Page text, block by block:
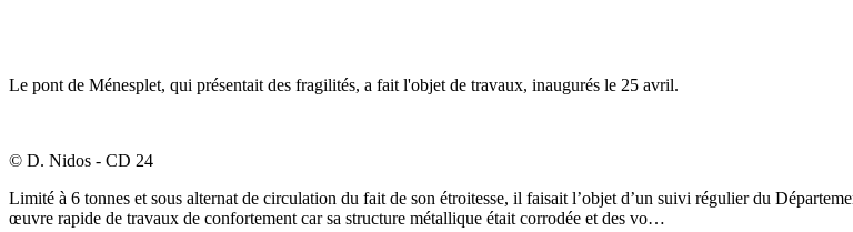
Le pont de Ménesplet, qui présentait des fragilités, a fait l'objet de travaux, inaugurés le 25 avril.
© D. Nidos - CD 24
Limité à 6 tonnes et sous alternat de circulation du fait de son étroitesse, il faisait l’objet d’un suivi régulier du
œuvre rapide de travaux de confortement car sa structure métallique était corrodée et des vo…